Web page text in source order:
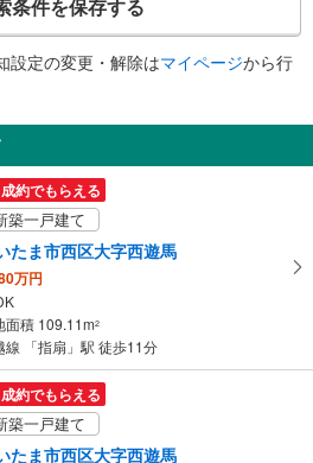
条件を保存する
設定の変更・解除はマイページから行
成約でもらえる
築一戸建て
たま市西区大字西遊馬
万円
面積 109.11m2
線 「指扇」駅 徒歩11分
成約でもらえる
築一戸建て
たま市西区大字西遊馬